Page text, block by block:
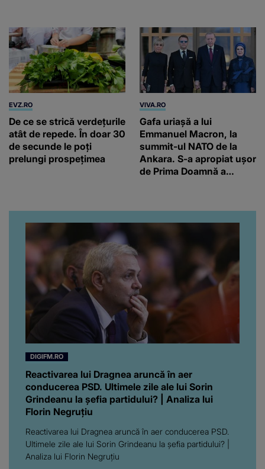
EVZ.RO
De ce se strică verdețurile
atât de repede. În doar 30
de secunde le poți
prelungi prospețimea
VIVA.RO
Gafa uriașă a lui
Emmanuel Macron, la
summit-ul NATO de la
Ankara. S-a apropiat ușor
de Prima Doamnă a
înconjurul presei
DIGIFM.RO
Reactivarea lui Dragnea aruncă în aer
conducerea PSD. Ultimele zile ale lui Sorin
Grindeanu la șefia partidului? | Analiza lui
Florin Negruțiu
Reactivarea lui Dragnea aruncă în aer conducerea PSD.
Ultimele zile ale lui Sorin Grindeanu la șefia partidului? |
Analiza lui Florin Negruțiu